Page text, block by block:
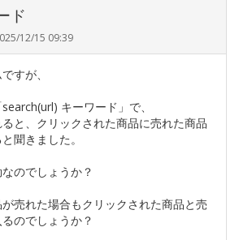
ド
12/15 09:39
すが、
キーワード」で、
と、クリックされた商品に売れた商品
聞きました。
のでしょうか？
売れた場合もクリックされた商品と売
のでしょうか？